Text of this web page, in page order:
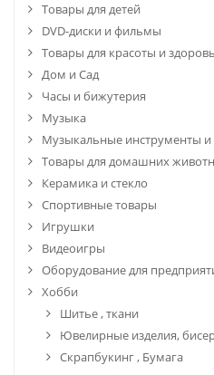
Товары для детей
DVD-диски и фильмы
Товары для красоты и
Дом и Сад
Часы и бижутерия
Музыка
Музыкальные инструменты и
Товары для домашних
Керамика и стекло
Спортивные товары
Игрушки
Видеоигры
Оборудование для
Хобби
Шитье , ткани
Ювелирные изделия,
Скрапбукинг , Бумага